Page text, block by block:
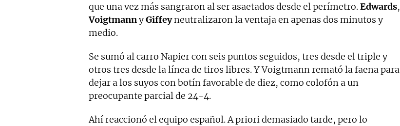
que una vez más sangraron al ser asaetados desde el perímetro.Edwards,
VoigtmannyGiffeyneutralizaron la ventaja en apenas dos minutos y
medio.
Se sumó al carro Napier con seis puntos seguidos, tres desde el triple y
otros tres desde la línea de tiros libres. Y Voigtmann remató la faena para
dejar a los suyos con botín favorable de diez, como colofón a un
preocupante parcial de 24-4.
Ahí reaccionó el equipo español. A priori demasiado tarde, pero lo